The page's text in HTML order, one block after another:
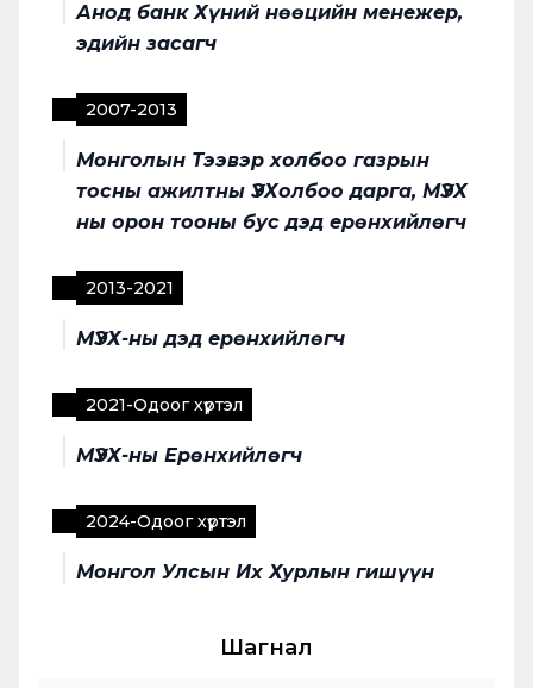
Анод банк Хүний нөөцийн менежер,
эдийн засагч
2007-2013
Монголын Тээвэр холбоо газрын
тосны ажилтны ҮЭХолбоо дарга, МҮЭХ
ны орон тооны бус дэд ерөнхийлөгч
2013-2021
МҮЭХ-ны дэд ерөнхийлөгч
2021-Одоог хүртэл
МҮЭХ-ны Ерөнхийлөгч
2024-Одоог хүртэл
Монгол Улсын Их Хурлын гишүүн
Шагнал